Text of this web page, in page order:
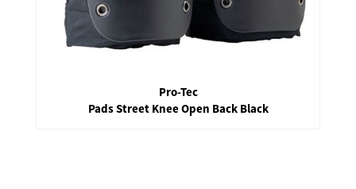
Pro-Tec
Pads Street Knee Open Back Black